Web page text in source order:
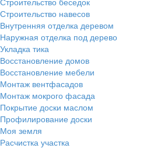
Строительство навесов
Внутренняя отделка деревом
Наружная отделка под дерево
Укладка тика
Восстановление домов
Восстановление мебели
Монтаж вентфасадов
Монтаж мокрого фасада
Покрытие доски маслом
Профилирование доски
Моя земля
Расчистка участка